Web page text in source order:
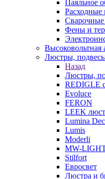
Паяльное
Расходные
Фены и
Высоковольтная
Люстры,
Назад
Люстры,
REDIGLE
Evoluce
FERON
LEEK
Lumina
Lumis
Moderli
MW-
Stilfort
Евросвет
Люстра и